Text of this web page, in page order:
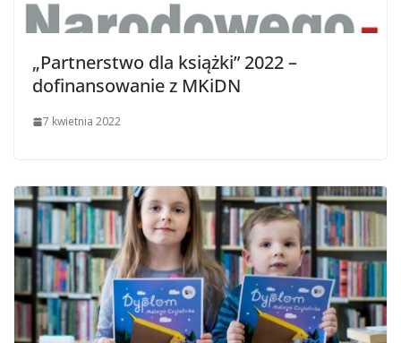
„Partnerstwo dla książki” 2022 –
dofinansowanie z MKiDN
7 kwietnia 2022